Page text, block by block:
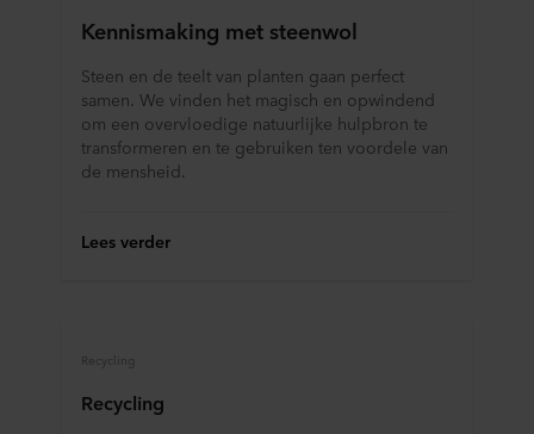
Kennismaking met steenwol
Steen en de teelt van planten gaan perfect
samen. We vinden het magisch en opwindend
om een overvloedige natuurlijke hulpbron te
transformeren en te gebruiken ten voordele van
de mensheid.
Lees verder
Recycling
Recycling